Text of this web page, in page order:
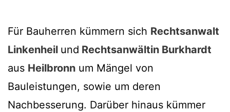
Für Bauherren kümmern sich Rechtsanwalt
Linkenheil und Rechtsanwältin Burkhardt
aus Heilbronn um Mängel von
Bauleistungen, sowie um deren
Nachbesserung. Darüber hinaus kümmer